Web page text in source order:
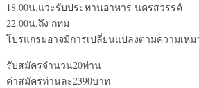
18.00น.แวะรับประทานอาหาร นครสวรรค์
22.00น.ถึง กทม
โปรแกรมอาจมีการเปลี่ยนแปลงตามความเหม
รับสมัครจำนวน20ท่าน
ค่าสมัครท่านละ2390บาท